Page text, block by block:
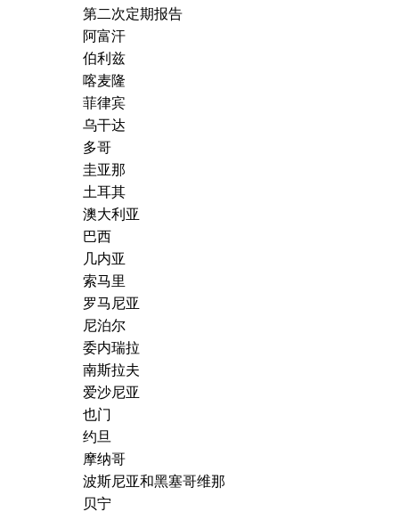
第二次定期报告
阿富汗
伯利兹
喀麦隆
菲律宾
乌干达
多哥
圭亚那
土耳其
澳大利亚
巴西
几内亚
索马里
罗马尼亚
尼泊尔
委内瑞拉
南斯拉夫
爱沙尼亚
也门
约旦
摩纳哥
波斯尼亚和黑塞哥维那
贝宁